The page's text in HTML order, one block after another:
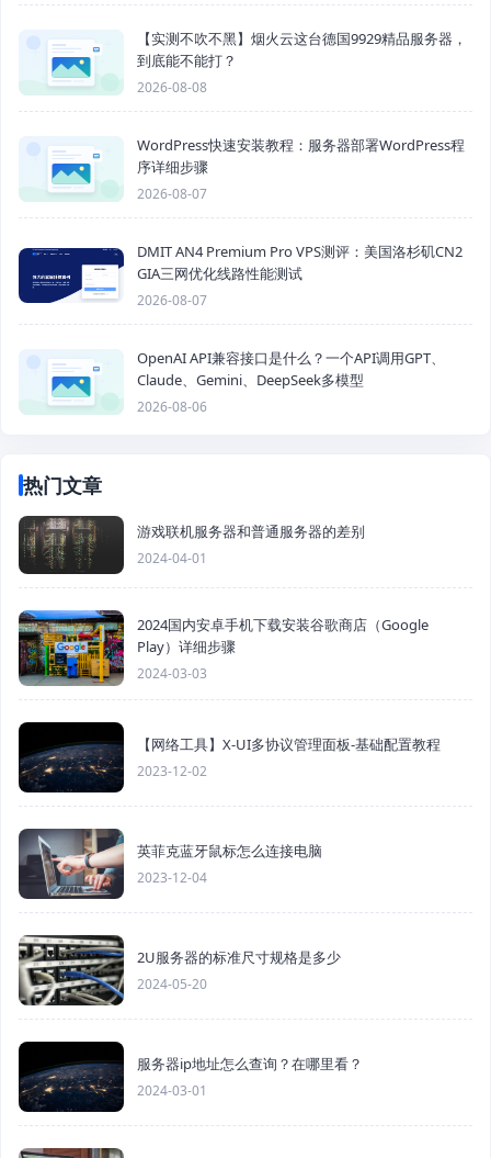
【实测不吹不黑】烟火云这台德国9929精品服务器，
到底能不能打？
2026-08-08
WordPress快速安装教程：服务器部署WordPress程
序详细步骤
2026-08-07
DMIT AN4 Premium Pro VPS测评：美国洛杉矶CN2
GIA三网优化线路性能测试
2026-08-07
OpenAI API兼容接口是什么？一个API调用GPT、
Claude、Gemini、DeepSeek多模型
2026-08-06
热门文章
游戏联机服务器和普通服务器的差别
2024-04-01
2024国内安卓手机下载安装谷歌商店（Google
Play）详细步骤
2024-03-03
【网络工具】X-UI多协议管理面板-基础配置教程
2023-12-02
英菲克蓝牙鼠标怎么连接电脑
2023-12-04
2U服务器的标准尺寸规格是多少
2024-05-20
服务器ip地址怎么查询？在哪里看？
2024-03-01